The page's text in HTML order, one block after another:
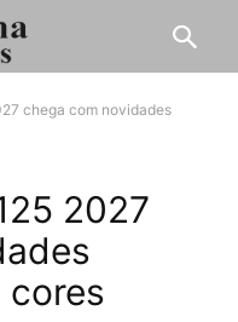
chega com novidades
2027
cores